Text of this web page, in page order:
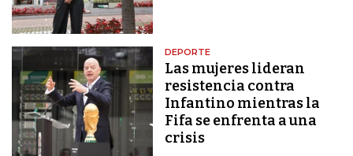
DEPORTE
Las mujeres lideran
resistencia contra
Infantino mientras la
Fifa se enfrenta a una
crisis